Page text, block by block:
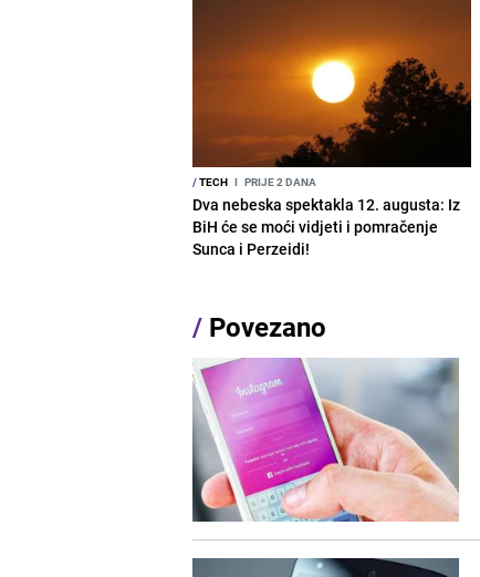
/TECH I PRIJE 2 DANA
Dva nebeska spektakla 12. augusta: Iz
BiH će se moći vidjeti i pomračenje
Sunca i Perzeidi!
/ Povezano